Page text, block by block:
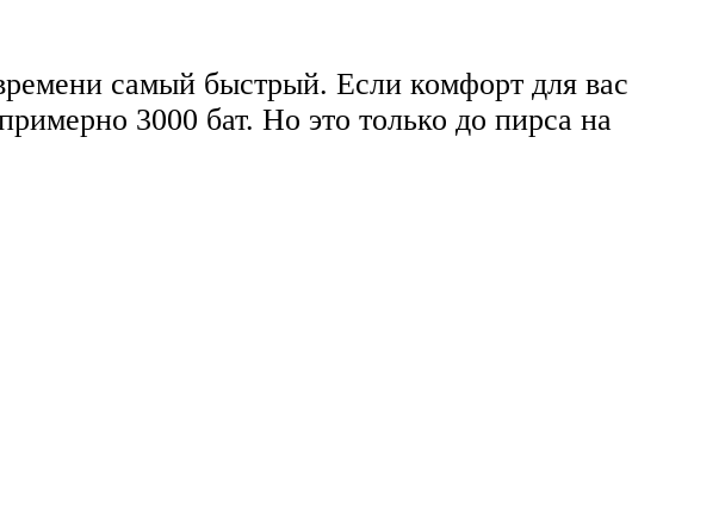
самый быстрый. Если комфорт для вас
3000 бат. Но это только до пирса на